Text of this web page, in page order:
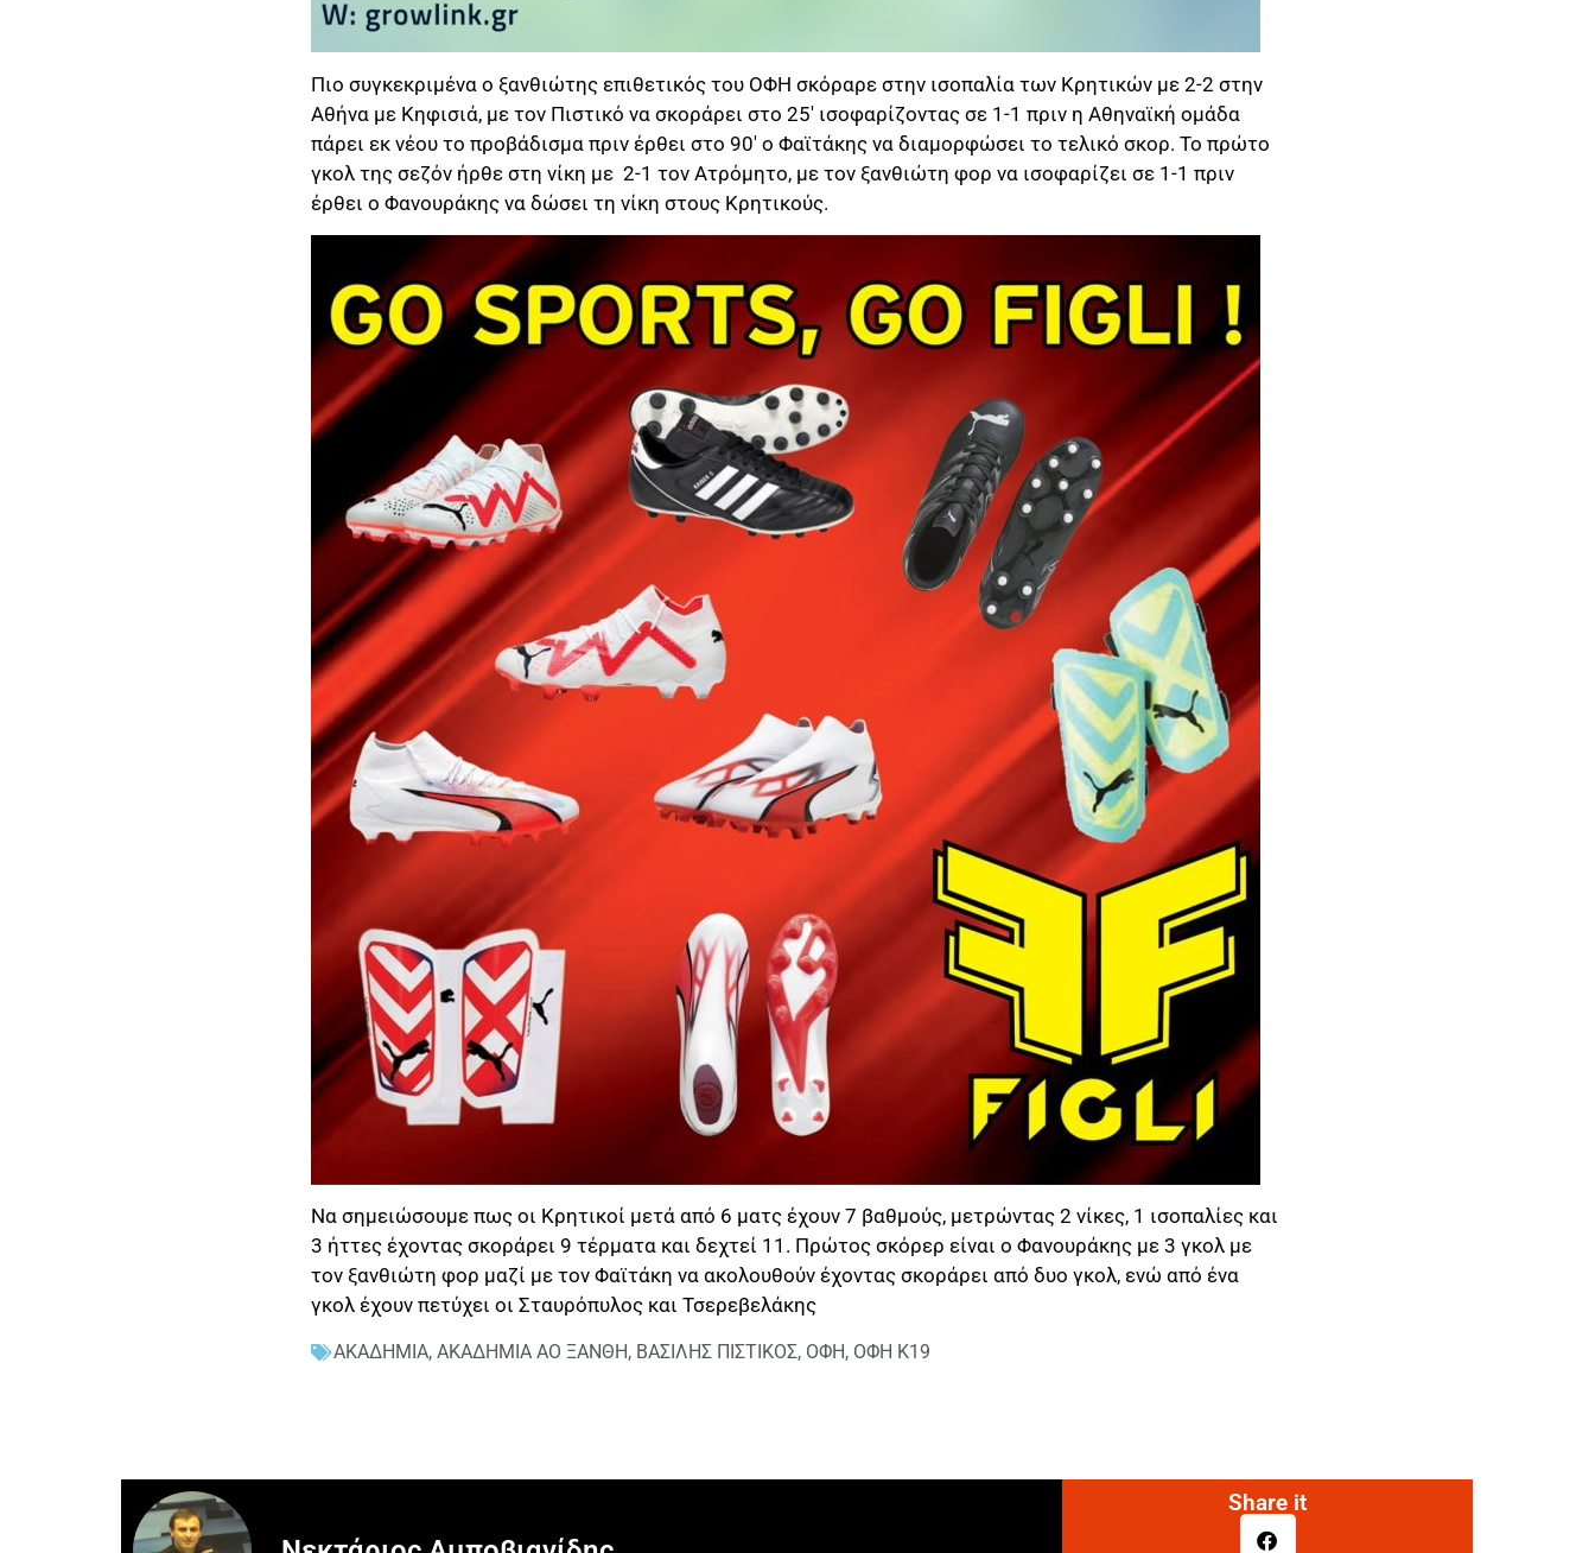
Πιο συγκεκριμένα ο ξανθιώτης επιθετικός του ΟΦΗ σκόραρε στην ισοπαλία των Κρητικών με 2-2 στην
Αθήνα με Κηφισιά, με τον Πιστικό να σκοράρει στο 25′ ισοφαρίζοντας σε 1-1 πριν η Αθηναϊκή ομάδα
πάρει εκ νέου το προβάδισμα πριν έρθει στο 90′ ο Φαϊτάκης να διαμορφώσει το τελικό σκορ. Το πρώτο
γκολ της σεζόν ήρθε στη νίκη με 2-1 τον Ατρόμητο, με τον ξανθιώτη φορ να ισοφαρίζει σε 1-1 πριν
έρθει ο Φανουράκης να δώσει τη νίκη στους Κρητικούς.
Να σημειώσουμε πως οι Κρητικοί μετά από 6 ματς έχουν 7 βαθμούς, μετρώντας 2 νίκες, 1 ισοπαλίες και
3 ήττες έχοντας σκοράρει 9 τέρματα και δεχτεί 11. Πρώτος σκόρερ είναι ο Φανουράκης με 3 γκολ με
τον ξανθιώτη φορ μαζί με τον Φαϊτάκη να ακολουθούν έχοντας σκοράρει από δυο γκολ, ενώ από ένα
γκολ έχουν πετύχει οι Σταυρόπυλος και Τσερεβελάκης
ΑΚΑΔΗΜΙΑ, ΑΚΑΔΗΜΙΑ ΑΟ ΞΑΝΘΗ, ΒΑΣΙΛΗΣ ΠΙΣΤΙΚΟΣ, ΟΦΗ, ΟΦΗ Κ19
Share it